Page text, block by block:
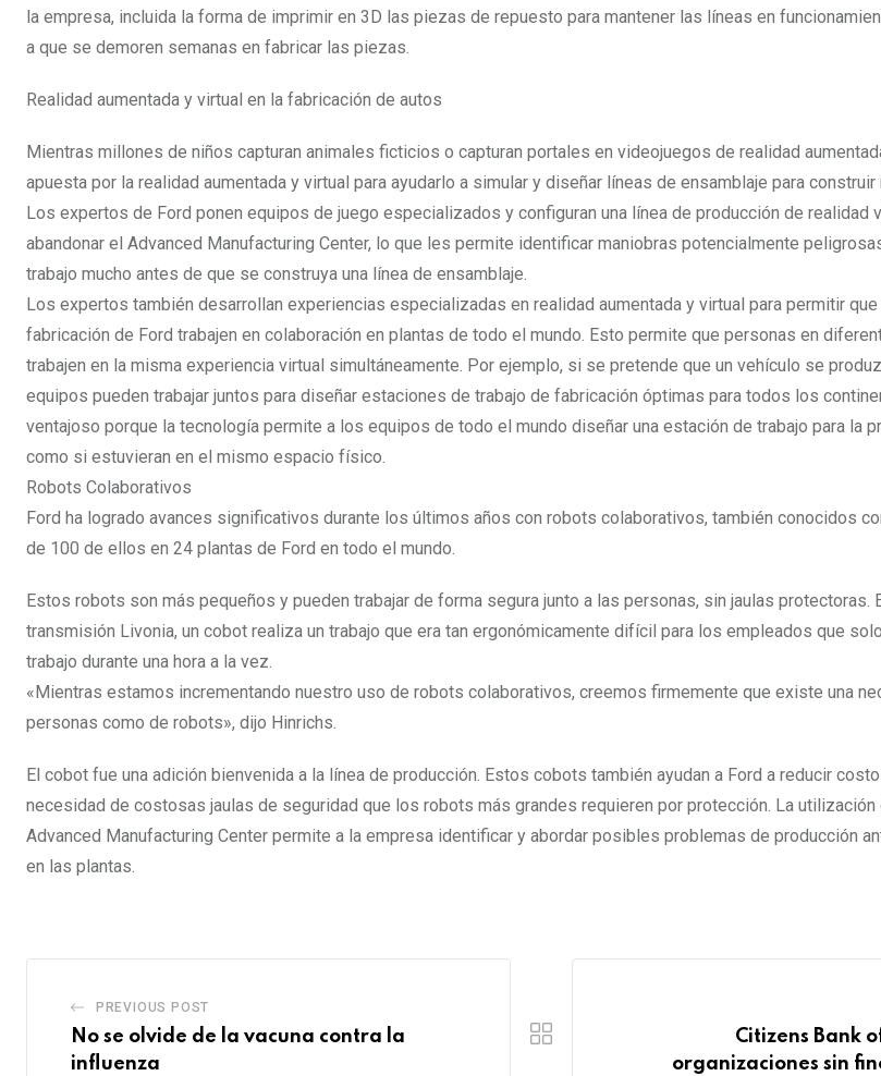
la empresa, incluida la forma de imprimir en 3D las piezas de repuesto para mantener las líneas en
a que se demoren semanas en fabricar las piezas.
Realidad aumentada y virtual en la fabricación de autos
Mientras millones de niños capturan animales ficticios o capturan portales en videojuegos de realidad
apuesta por la realidad aumentada y virtual para ayudarlo a simular y diseñar líneas de ensamblaje para
Los expertos de Ford ponen equipos de juego especializados y configuran una línea de producción de realidad
abandonar el Advanced Manufacturing Center, lo que les permite identificar maniobras potencialmente
trabajo mucho antes de que se construya una línea de ensamblaje.
Los expertos también desarrollan experiencias especializadas en realidad aumentada y virtual para permitir
fabricación de Ford trabajen en colaboración en plantas de todo el mundo. Esto permite que personas en
trabajen en la misma experiencia virtual simultáneamente. Por ejemplo, si se pretende que un vehículo se
equipos pueden trabajar juntos para diseñar estaciones de trabajo de fabricación óptimas para todos los
ventajoso porque la tecnología permite a los equipos de todo el mundo diseñar una estación de trabajo para la
como si estuvieran en el mismo espacio físico.
Robots Colaborativos
Ford ha logrado avances significativos durante los últimos años con robots colaborativos, también conocidos
de 100 de ellos en 24 plantas de Ford en todo el mundo.
Estos robots son más pequeños y pueden trabajar de forma segura junto a las personas, sin jaulas protectoras.
transmisión Livonia, un cobot realiza un trabajo que era tan ergonómicamente difícil para los empleados que
trabajo durante una hora a la vez.
«Mientras estamos incrementando nuestro uso de robots colaborativos, creemos firmemente que existe una
personas como de robots», dijo Hinrichs.
El cobot fue una adición bienvenida a la línea de producción. Estos cobots también ayudan a Ford a reducir
necesidad de costosas jaulas de seguridad que los robots más grandes requieren por protección. La
Advanced Manufacturing Center permite a la empresa identificar y abordar posibles problemas de producción
en las plantas.
PREVIOUS POST
No se olvide de la vacuna contra la
influenza
Citizens Bank
organizaciones sin